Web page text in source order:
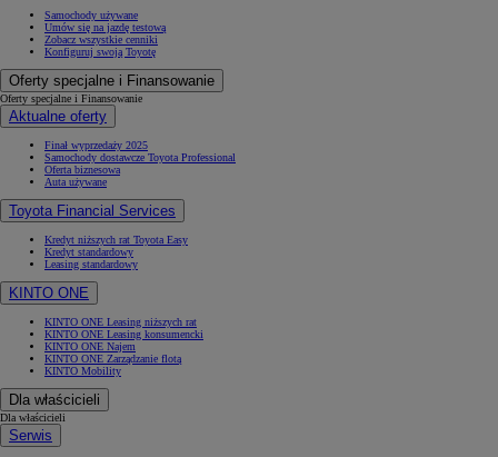
Samochody używane
Umów się na jazdę testową
Zobacz wszystkie cenniki
Konfiguruj swoją Toyotę
Oferty specjalne i Finansowanie
Oferty specjalne i Finansowanie
Aktualne oferty
Finał wyprzedaży 2025
Samochody dostawcze Toyota Professional
Oferta biznesowa
Auta używane
Toyota Financial Services
Kredyt niższych rat Toyota Easy
Kredyt standardowy
Leasing standardowy
KINTO ONE
KINTO ONE Leasing niższych rat
KINTO ONE Leasing konsumencki
KINTO ONE Najem
KINTO ONE Zarządzanie flotą
KINTO Mobility
Dla właścicieli
Dla właścicieli
Serwis